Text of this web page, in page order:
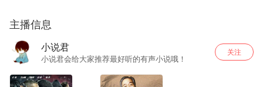
主播信息
小说君
小说君会给大家推荐最好听的有声小说哦！
关注